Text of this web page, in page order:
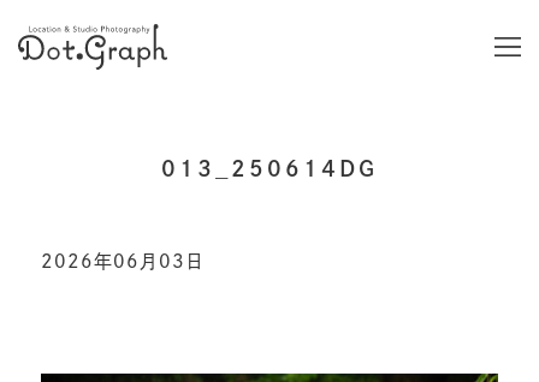
013_250614DG
2026年06月03日